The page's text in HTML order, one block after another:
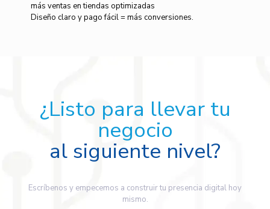
más ventas en tiendas optimizadas
Diseño claro y pago fácil = más conversiones.
¿Listo para llevar tu
negocio
al siguiente nivel?
Escríbenos y empecemos a construir tu presencia digital hoy
mismo.